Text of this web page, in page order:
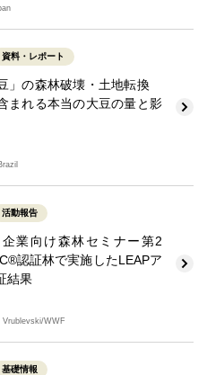
資料・レポート
」の森林破壊・土地転換
まれる本当の大豆の量と影
活動報告
企業向け森林セミナー第2
認証林で実施したLEAPア
結果
WWF
基礎情報